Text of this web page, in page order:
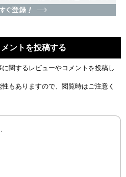
ントを投稿する
関するレビューやコメントを投稿し
もありますので、閲覧時はご注意く